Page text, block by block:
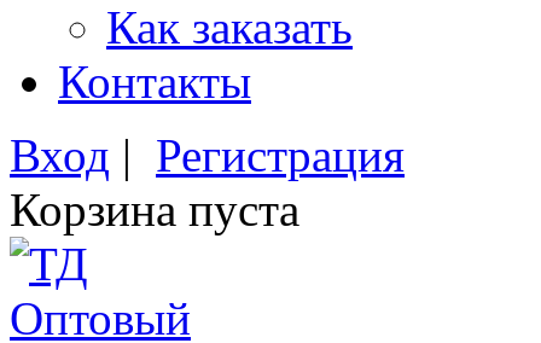
Как заказать
Контакты
Вход | Регистрация
Корзина пуста